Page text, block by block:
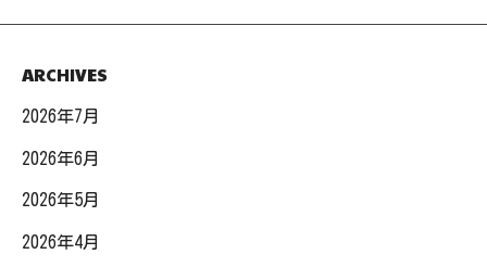
ARCHIVES
2026年7月
2026年6月
2026年5月
2026年4月